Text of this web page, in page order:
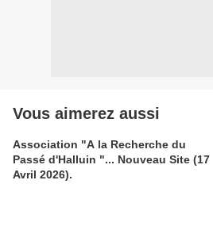
Vous aimerez aussi
Association "A la Recherche du
Passé d'Halluin "... Nouveau Site (17
Avril 2026).